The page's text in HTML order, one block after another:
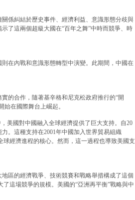
係糾結於歷史事件、經濟利益、意識形態分歧與
了這兩個超級大國在“百年之舞”中時而競爭、時
在內戰和意識形態轉型中演變。此期間，中國在
的合作，隨著基辛格和尼克松政府推行的“開
在國際舞台上崛起。
美國對中國融入全球經濟提供了巨大支持。自20
。這種支持在2001年中國加入世界貿易組織
球經濟進程的核心。然而，這一過程也導致美國支
區的經濟戰爭、技術競賽和戰略舉措構成了這個
這場競爭的規模。美國的“亞洲再平衡”戰略與中